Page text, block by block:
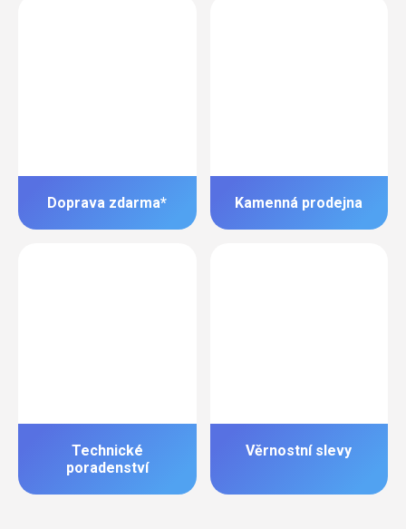
Doprava zdarma* Kamenná prodejna
Technické
poradenství
Věrnostní slevy